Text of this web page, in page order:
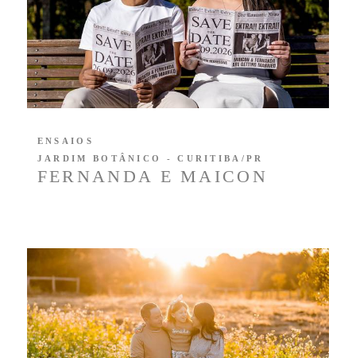
FERNANDA E MAICON
ENSAIOS
JARDIM BOTÂNICO - CURITIBA/PR